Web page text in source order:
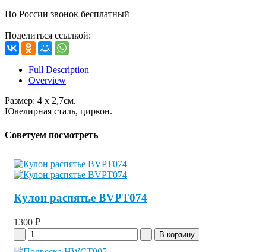
По России звонок бесплатный
Поделиться ссылкой:
Full Description
Overview
Размер: 4 x 2,7см.
Ювелирная сталь, циркон.
Советуем посмотреть
Кулон распятье BVPT074
1300 ₽